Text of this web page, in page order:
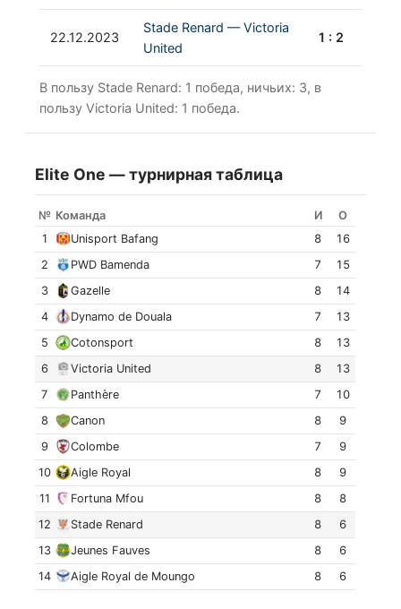
22.12.2023
Stade Renard — Victoria
United
1 : 2
В пользу Stade Renard: 1 победа, ничьих: 3, в
пользу Victoria United: 1 победа.
Elite One — турнирная таблица
№ Команда И
О
1
Unisport Bafang 8
16
2
PWD Bamenda 7
15
3
Gazelle 8
14
4
Dynamo de Douala 7
13
5
Cotonsport 8
13
6
Victoria United 8
13
7
Panthère 7
10
8
Canon 8
9
9
Colombe 7
9
10
Aigle Royal 8
9
11
Fortuna Mfou 8
8
12
Stade Renard 8
6
13
Jeunes Fauves 8
6
14
Aigle Royal de Moungo 8 6